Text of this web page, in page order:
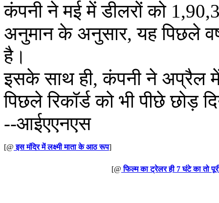
कंपनी ने मई में डीलरों को
अनुमान के अनुसार, यह पिछले
है।
इसके साथ ही, कंपनी ने अप्रैल
पिछले रिकॉर्ड को भी पीछे छोड़
--आईएएनएस
[@ इस मंदिर में लक्ष्मी माता के आठ रूप]
[@ फिल्म का ट्रेलर ही 7 घंटे का तो